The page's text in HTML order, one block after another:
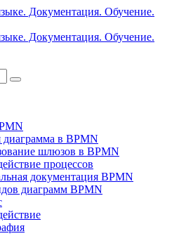
диаграмма в BPMN
шлюзов в BPMN
процессов
документация BPMN
диаграмм BPMN